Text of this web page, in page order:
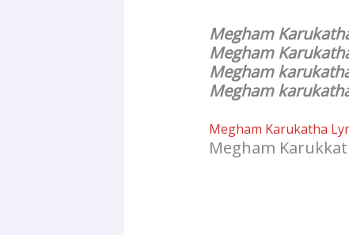
Megham
Megham
Megham
Megham
Megham Karukatha
Megham